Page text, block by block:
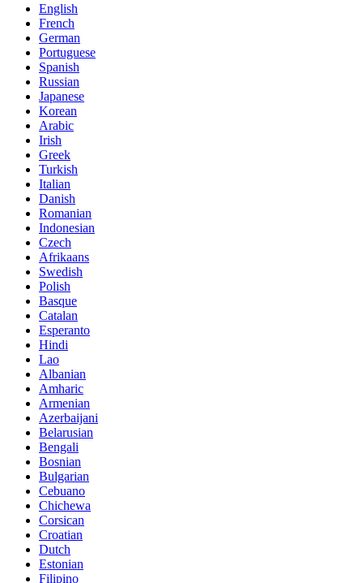
English
French
German
Portuguese
Spanish
Russian
Japanese
Korean
Arabic
Irish
Greek
Turkish
Italian
Danish
Romanian
Indonesian
Czech
Afrikaans
Swedish
Polish
Basque
Catalan
Esperanto
Hindi
Lao
Albanian
Amharic
Armenian
Azerbaijani
Belarusian
Bengali
Bosnian
Bulgarian
Cebuano
Chichewa
Corsican
Croatian
Dutch
Estonian
Filipino